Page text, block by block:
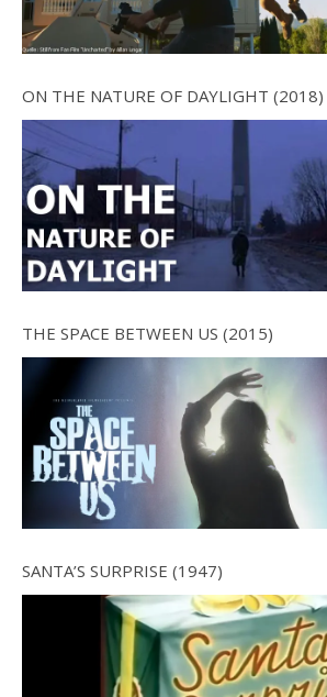
ON THE NATURE OF DAYLIGHT (2018)
THE SPACE BETWEEN US (2015)
SANTA’S SURPRISE (1947)